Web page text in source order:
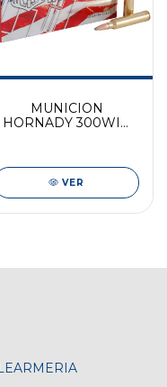
MUNICION
HORNADY 300WIN
WHITETAIL
VER